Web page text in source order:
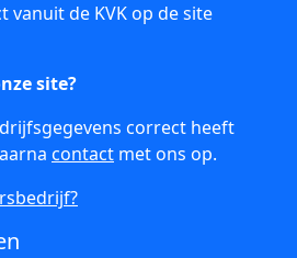
de KVK op de site
site?
correct heeft
contact met ons op.